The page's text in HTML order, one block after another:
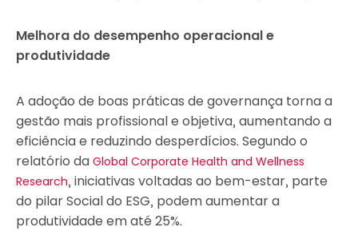
Melhora do desempenho operacional e
produtividade
A adoção de boas práticas de governança torna a
gestão mais profissional e objetiva, aumentando a
eficiência e reduzindo desperdícios. Segundo o
relatório da Global Corporate Health and Wellness
Research, iniciativas voltadas ao bem-estar, parte
do pilar Social do ESG, podem aumentar a
produtividade em até 25%.